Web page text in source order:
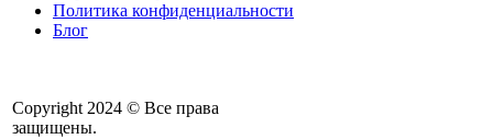
Политика конфиденциальности
Блог
Copyright 2024 © Все права
защищены.